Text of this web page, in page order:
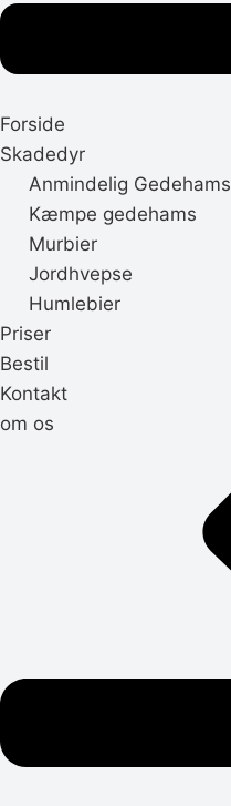
Forside
Skadedyr
Anmindelig Gedehams
Kæmpe gedehams
Murbier
Jordhvepse
Humlebier
Priser
Bestil
Kontakt
om os